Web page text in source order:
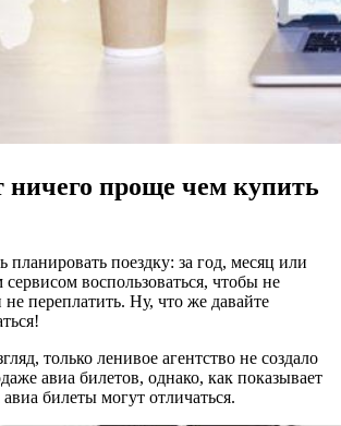
ничего проще чем купить
планировать поездку: за год, месяц или
воспользоваться, чтобы не
не переплатить. Ну, что же давайте
только ленивое агентство не создало
авиа билетов, однако, как показывает
билеты могут отличаться.